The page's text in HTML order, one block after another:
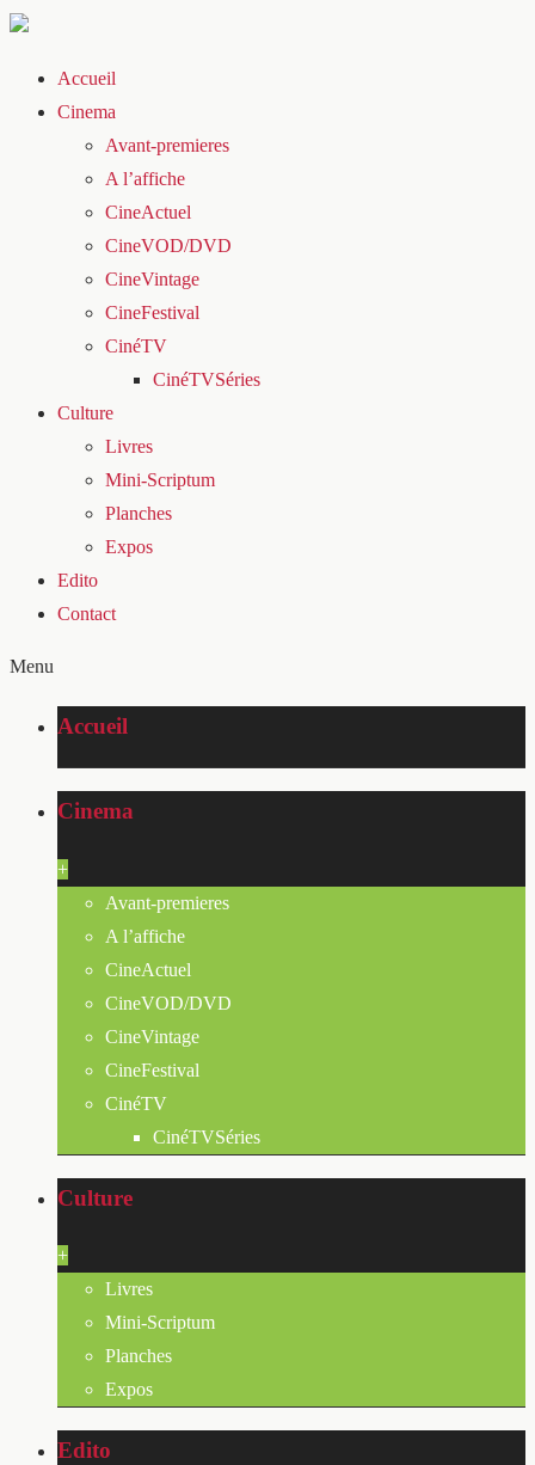
Accueil
Cinema
Avant-premieres
A l’affiche
CineActuel
CineVOD/DVD
CineVintage
CineFestival
CinéTV
CinéTVSéries
Culture
Livres
Mini-Scriptum
Planches
Expos
Edito
Contact
Menu
Accueil
Cinema
+
Avant-premieres
A l’affiche
CineActuel
CineVOD/DVD
CineVintage
CineFestival
CinéTV
CinéTVSéries
Culture
+
Livres
Mini-Scriptum
Planches
Expos
Edito